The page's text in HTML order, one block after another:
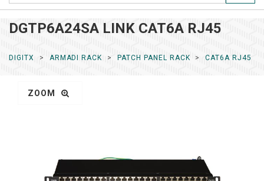
DGTP6A24SA LINK CAT6A RJ45
DIGITX ARMADI RACK PATCH PANEL RACK CAT6A RJ45
ZOOM